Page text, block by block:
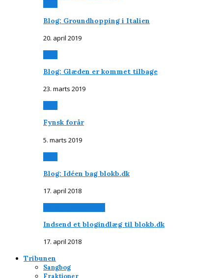
Blog: Groundhopping i Italien
20. april 2019
Blog: Glæden er kommet tilbage
23. marts 2019
Fynsk forår
5. marts 2019
Blog: Idéen bag blokb.dk
17. april 2018
Indsend et blogindlæg til blokb.dk
17. april 2018
Tribunen
Sangbog